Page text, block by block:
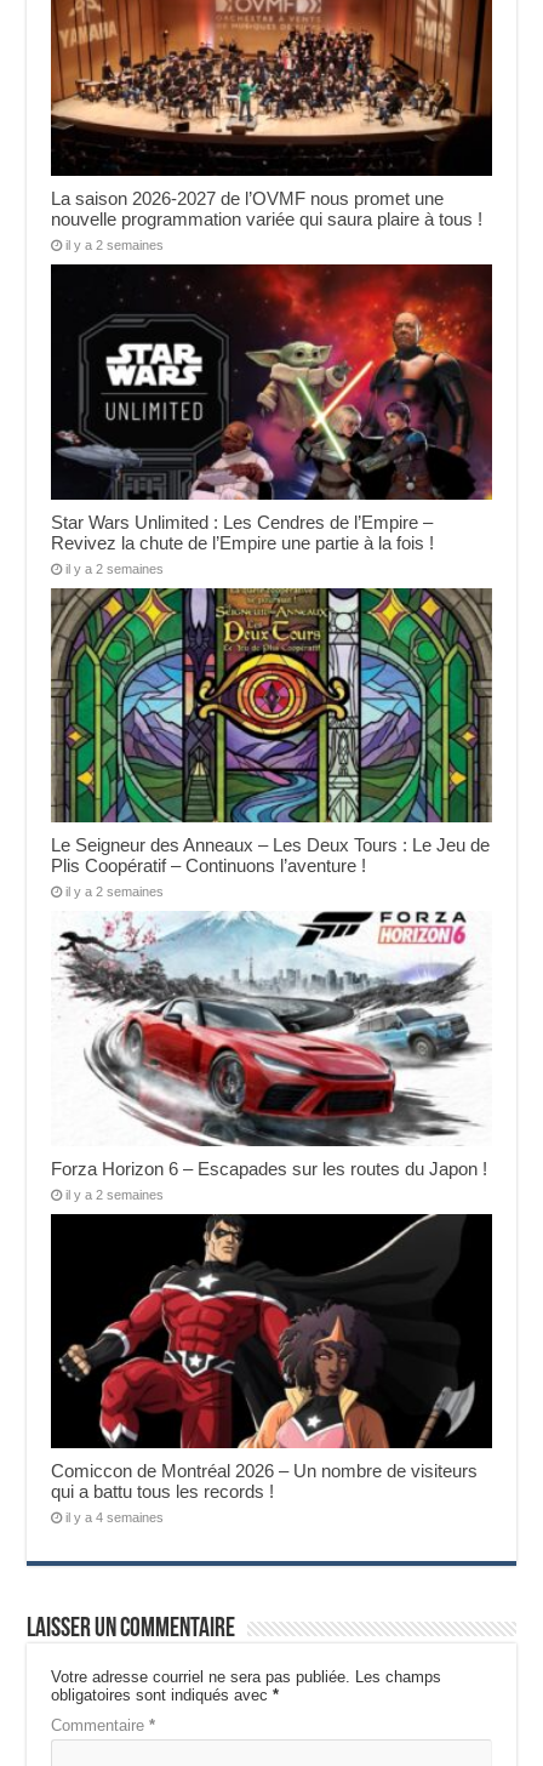
La saison 2026-2027 de l’OVMF nous promet une
nouvelle programmation variée qui saura plaire à tous !
il y a 2 semaines
Star Wars Unlimited : Les Cendres de l’Empire –
Revivez la chute de l’Empire une partie à la fois !
il y a 2 semaines
Le Seigneur des Anneaux – Les Deux Tours : Le Jeu de
Plis Coopératif – Continuons l’aventure !
il y a 2 semaines
Forza Horizon 6 – Escapades sur les routes du Japon !
il y a 2 semaines
Comiccon de Montréal 2026 – Un nombre de visiteurs
qui a battu tous les records !
il y a 4 semaines
Laisser un commentaire
Votre adresse courriel ne sera pas publiée. Les champs
obligatoires sont indiqués avec*
Commentaire*